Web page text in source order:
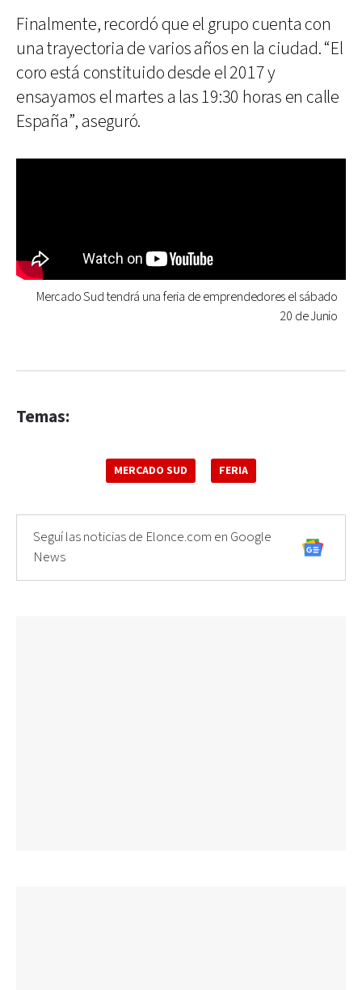
Finalmente, recordó que el grupo cuenta con
una trayectoria de varios años en la ciudad. “El
coro está constituido desde el 2017 y
ensayamos el martes a las 19:30 horas en calle
España”, aseguró.
Mercado Sud tendrá una feria de emprendedores el sábado
20 de Junio
Temas:
MERCADO SUD FERIA
Seguí las noticias de Elonce.com en Google
News